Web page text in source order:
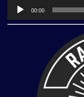
Audio
Player
00:00